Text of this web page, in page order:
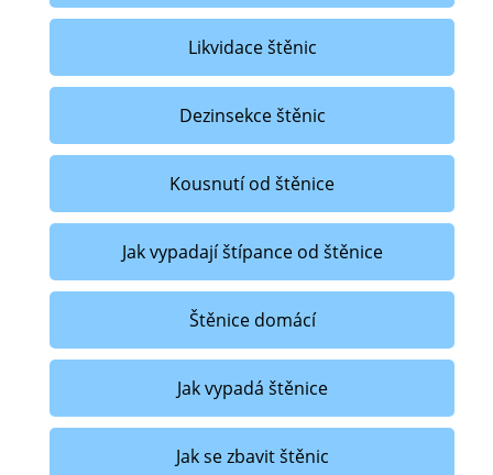
Likvidace štěnic
Dezinsekce štěnic
Kousnutí od štěnice
Jak vypadají štípance od štěnice
Štěnice domácí
Jak vypadá štěnice
Jak se zbavit štěnic